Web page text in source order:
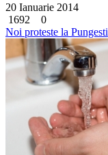
20 Ianuarie 2014
1692
0
Noi proteste la Pungesti